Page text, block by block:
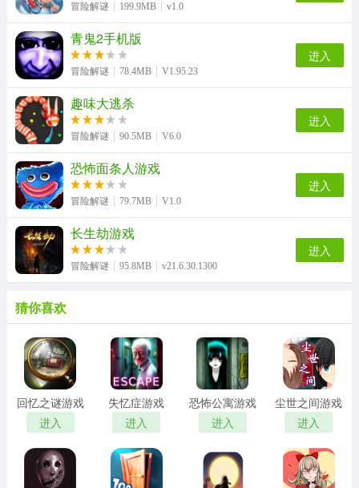
冒险解谜 199.9MB v1.0
青鬼2手机版
冒险解谜 78.4MB V1.95.23
进入
趣味大逃杀
冒险解谜 90.5MB V6.0
进入
恐怖面条人游戏
冒险解谜 79.7MB V1.0
进入
长生劫游戏
冒险解谜 95.8MB v21.6.30.1300
进入
猜你喜欢
回忆之谜游戏
进入
失忆症游戏
进入
恐怖公寓游戏
进入
尘世之间游戏
进入